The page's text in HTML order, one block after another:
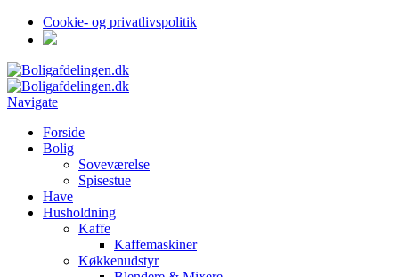
Cookie- og privatlivspolitik
Navigate
Forside
Bolig
Soveværelse
Spisestue
Have
Husholdning
Kaffe
Kaffemaskiner
Køkkenudstyr